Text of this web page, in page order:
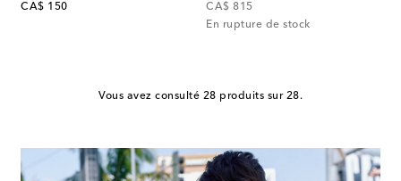
CA$ 150
original price
CA$ 815
original price
En rupture de stock
Vous avez consulté 28 produits sur 28.